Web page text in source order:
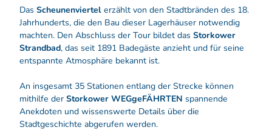
Das Scheunenviertel erzählt von den Stadtbränden des 18.
Jahrhunderts, die den Bau dieser Lagerhäuser notwendig
machten. Den Abschluss der Tour bildet das Storkower
Strandbad, das seit 1891 Badegäste anzieht und für seine
entspannte Atmosphäre bekannt ist.
An insgesamt 35 Stationen entlang der Strecke können
mithilfe der Storkower WEGgeFÄHRTEN spannende
Anekdoten und wissenswerte Details über die
Stadtgeschichte abgerufen werden.